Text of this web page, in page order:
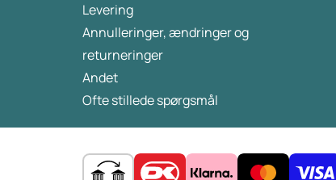
Levering
Annulleringer, ændringer og
returneringer
Andet
Ofte stillede spørgsmål